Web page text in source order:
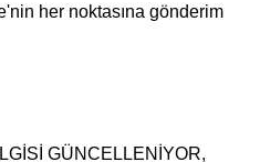
her noktasına gönderim
GÜNCELLENİYOR,